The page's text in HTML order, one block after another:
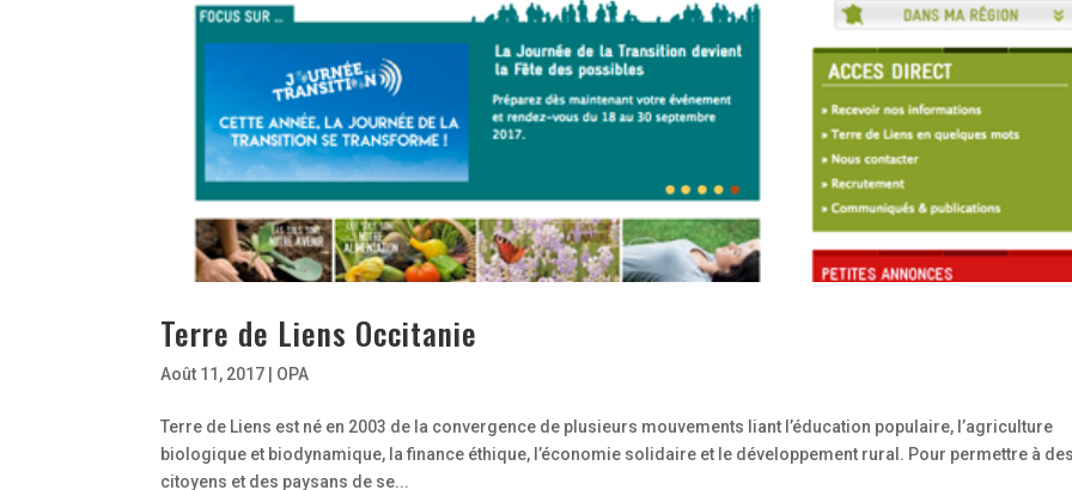
Terre de Liens Occitanie
Août 11, 2017 OPA
Terre de Liens est né en 2003 de la convergence de plusieurs mouvements liant l’éducation populaire, l’agriculture
biologique et biodynamique, la finance éthique, l’économie solidaire et le développement rural. Pour permettre à
citoyens et des paysans de se...